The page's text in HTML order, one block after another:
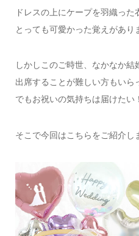
ドレスの上にケープを羽織った
とっても可愛かった覚えがあり
しかしこのご時世、なかなか結
出席することが難しい方もい
でもお祝いの気持ちは届けたい！
そこで今回はこちらをご紹介し